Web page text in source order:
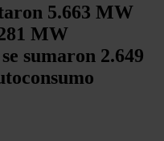
5.663 MW
MW
sumaron 2.649